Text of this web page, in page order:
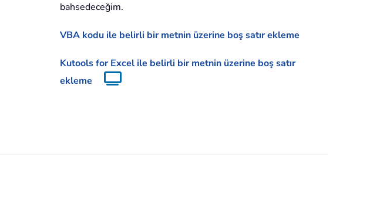
bahsedeceğim.
VBA kodu ile belirli bir metnin üzerine boş satır ekleme
Kutools for Excel ile belirli bir metnin üzerine boş satır
ekleme